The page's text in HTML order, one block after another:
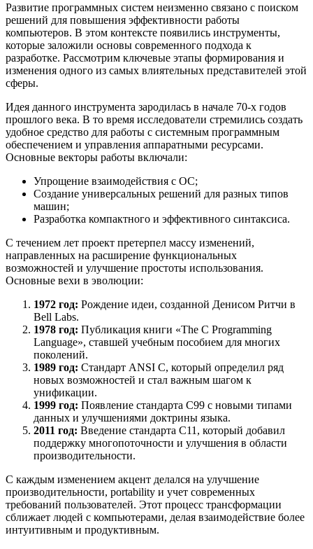
Развитие программных систем неизменно связано с поиском
решений для повышения эффективности работы
компьютеров. В этом контексте появились инструменты,
которые заложили основы современного подхода к
разработке. Рассмотрим ключевые этапы формирования и
изменения одного из самых влиятельных представителей этой
сферы.
Идея данного инструмента зародилась в начале 70-х годов
прошлого века. В то время исследователи стремились создать
удобное средство для работы с системным программным
обеспечением и управления аппаратными ресурсами.
Основные векторы работы включали:
Упрощение взаимодействия с ОС;
Создание универсальных решений для разных типов
машин;
Разработка компактного и эффективного синтаксиса.
С течением лет проект претерпел массу изменений,
направленных на расширение функциональных
возможностей и улучшение простоты использования.
Основные вехи в эволюции:
1972 год: Рождение идеи, созданной Денисом Ритчи в
Bell Labs.
1978 год: Публикация книги «The C Programming
Language», ставшей учебным пособием для многих
поколений.
1989 год: Стандарт ANSI C, который определил ряд
новых возможностей и стал важным шагом к
унификации.
1999 год: Появление стандарта C99 с новыми типами
данных и улучшениями доктрины языка.
2011 год: Введение стандарта C11, который добавил
поддержку многопоточности и улучшения в области
производительности.
С каждым изменением акцент делался на улучшение
производительности, portability и учет современных
требований пользователей. Этот процесс трансформации
сближает людей с компьютерами, делая взаимодействие более
интуитивным и продуктивным.